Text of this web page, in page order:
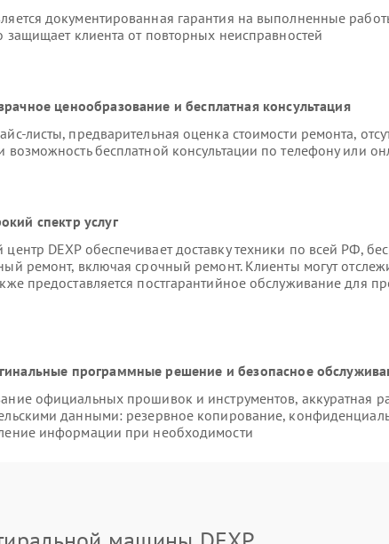
документированная гарантия на выполненные
защищает клиента от повторных неисправностей
ценообразование и бесплатная консультация
листы, предварительная оценка стоимости ремонта,
возможность бесплатной консультации по телефону или
спектр услуг
DEXP обеспечивает доставку техники по всей РФ,
ремонт, включая срочный ремонт. Клиенты могут
предоставляется постгарантийное обслуживание для
программные решение и безопасное
официальных прошивок и инструментов, аккуратная
данными: резервное копирование,
информации при необходимости